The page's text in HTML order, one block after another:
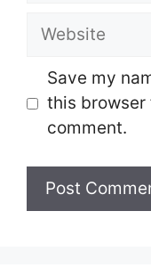
Website
Save my
this browser
comment.